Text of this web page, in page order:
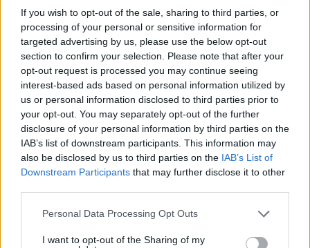
If you wish to opt-out of the sale, sharing to third parties, or
processing of your personal or sensitive information for
targeted advertising by us, please use the below opt-out
section to confirm your selection. Please note that after your
opt-out request is processed you may continue seeing
interest-based ads based on personal information utilized by
us or personal information disclosed to third parties prior to
your opt-out. You may separately opt-out of the further
disclosure of your personal information by third parties on the
IAB’s list of downstream participants. This information may
also be disclosed by us to third parties on the IAB’s List of
Downstream Participants that may further disclose it to other
Please note that this website/app uses one or more Google
not limited to your visit or usage behaviour. You may click to
Personal Data Processing Opt Outs
I want to opt-out of the Sharing of my
Τουρίστας στην Κρήτη ζητά... τιμή για
να ασελγήσει σε ανήλικη, τι
καταγγέλλει ο ιδιοκτήτης επιχείρησης
07.08.2026, 18:22 409
Ο «Δράκος» του Λονδίνου: 40χρονος
με προβλήματα όρασης σκότωνε και
βίαζε γυναίκες, η αστυνομία τον είχε
συλλάβει και τον άφησε ελεύθερο
07.08.2026, 22:54 58
Χωροταξικό για τον τουρισμό: Οι νέοι